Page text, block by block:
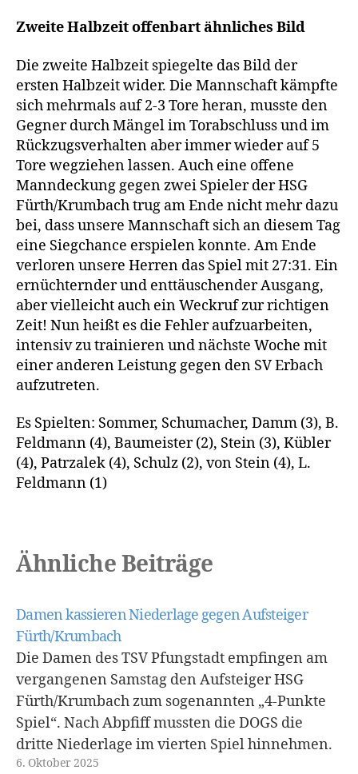
Zweite Halbzeit offenbart ähnliches Bild
Die zweite Halbzeit spiegelte das Bild der
ersten Halbzeit wider. Die Mannschaft kämpfte
sich mehrmals auf 2-3 Tore heran, musste den
Gegner durch Mängel im Torabschluss und im
Rückzugsverhalten aber immer wieder auf 5
Tore wegziehen lassen. Auch eine offene
Manndeckung gegen zwei Spieler der HSG
Fürth/Krumbach trug am Ende nicht mehr dazu
bei, dass unsere Mannschaft sich an diesem Tag
eine Siegchance erspielen konnte. Am Ende
verloren unsere Herren das Spiel mit 27:31. Ein
ernüchternder und enttäuschender Ausgang,
aber vielleicht auch ein Weckruf zur richtigen
Zeit! Nun heißt es die Fehler aufzuarbeiten,
intensiv zu trainieren und nächste Woche mit
einer anderen Leistung gegen den SV Erbach
aufzutreten.
Es Spielten: Sommer, Schumacher, Damm (3), B.
Feldmann (4), Baumeister (2), Stein (3), Kübler
(4), Patrzalek (4), Schulz (2), von Stein (4), L.
Feldmann (1)
Ähnliche Beiträge
Damen kassieren Niederlage gegen Aufsteiger
Fürth/Krumbach
Die Damen des TSV Pfungstadt empfingen am
vergangenen Samstag den Aufsteiger HSG
Fürth/Krumbach zum sogenannten „4-Punkte
Spiel“. Nach Abpfiff mussten die DOGS die
dritte Niederlage im vierten Spiel hinnehmen.
Besonders bitter, da dies gegen einen direkten
6. Oktober 2025